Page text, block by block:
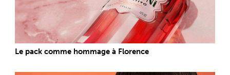
Le pack comme hommage à Florence